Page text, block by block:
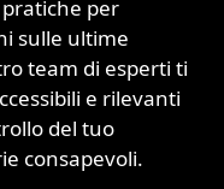
per
sulle ultime
team di esperti ti
e rilevanti
del tuo
consapevoli.